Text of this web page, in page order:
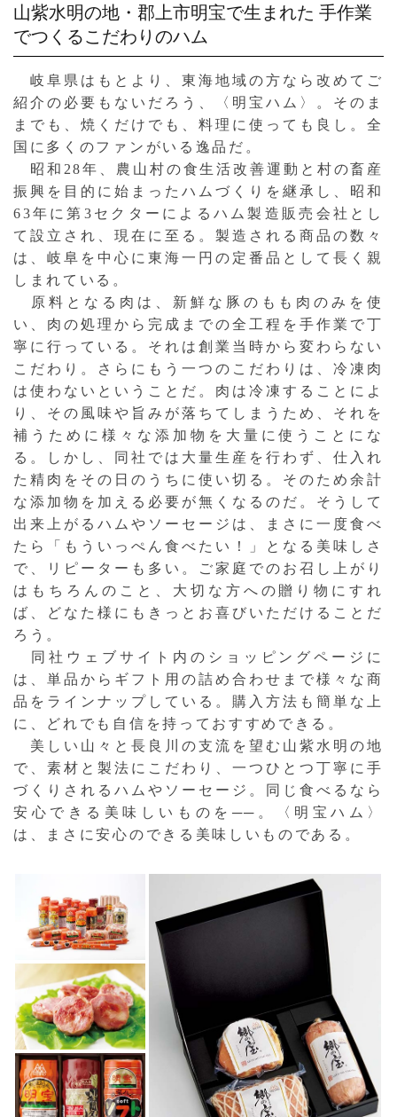
山紫水明の地・郡上市明宝で生まれた 手作業
でつくるこだわりのハム
岐阜県はもとより、東海地域の方なら改めてご
紹介の必要もないだろう、〈明宝ハム〉。そのま
までも、焼くだけでも、料理に使っても良し。全
国に多くのファンがいる逸品だ。
昭和28年、農山村の食生活改善運動と村の畜産
振興を目的に始まったハムづくりを継承し、昭和
63年に第3セクターによるハム製造販売会社とし
て設立され、現在に至る。製造される商品の数々
は、岐阜を中心に東海一円の定番品として長く親
しまれている。
原料となる肉は、新鮮な豚のもも肉のみを使
い、肉の処理から完成までの全工程を手作業で丁
寧に行っている。それは創業当時から変わらない
こだわり。さらにもう一つのこだわりは、冷凍肉
は使わないということだ。肉は冷凍することによ
り、その風味や旨みが落ちてしまうため、それを
補うために様々な添加物を大量に使うことにな
る。しかし、同社では大量生産を行わず、仕入れ
た精肉をその日のうちに使い切る。そのため余計
な添加物を加える必要が無くなるのだ。そうして
出来上がるハムやソーセージは、まさに一度食べ
たら「もういっぺん食べたい！」となる美味しさ
で、リピーターも多い。ご家庭でのお召し上がり
はもちろんのこと、大切な方への贈り物にすれ
ば、どなた様にもきっとお喜びいただけることだ
ろう。
同社ウェブサイト内のショッピングページに
は、単品からギフト用の詰め合わせまで様々な商
品をラインナップしている。購入方法も簡単な上
に、どれでも自信を持っておすすめできる。
美しい山々と長良川の支流を望む山紫水明の地
で、素材と製法にこだわり、一つひとつ丁寧に手
づくりされるハムやソーセージ。同じ食べるなら
安心できる美味しいものを──。〈明宝ハム〉
は、まさに安心のできる美味しいものである。